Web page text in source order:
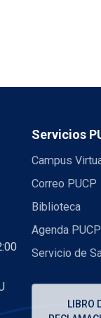
Servicios
Campus
Correo PUCP
Biblioteca
Agenda PUCP
Servicio de
LIBRO